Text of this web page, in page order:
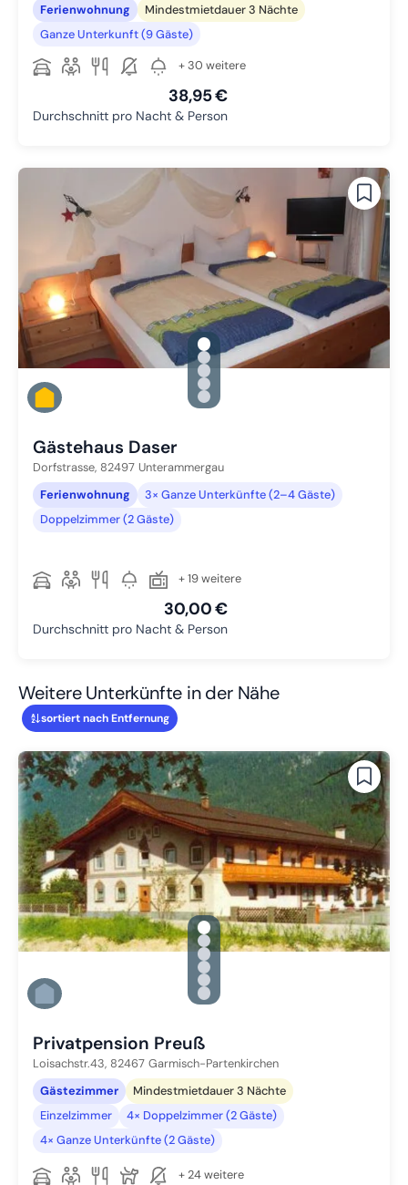
Ferienwohnung
Mindestmietdauer 3 Nächte
Ganze Unterkunft (9 Gäste)
+ 30 weitere
38,95 €
Durchschnitt pro Nacht & Person
gallery.slide_selector
Zu Slide 1 wechseln
Zu Slide 2 wechseln
Zu Slide 3 wechseln
Zu Slide 4 wechseln
Zu Slide 5 wechseln
Gästehaus Daser
Dorfstrasse, 82497 Unterammergau
Ferienwohnung
3× Ganze Unterkünfte (2–4 Gäste)
Doppelzimmer (2 Gäste)
+ 19 weitere
30,00 €
Durchschnitt pro Nacht & Person
Weitere Unterkünfte in der Nähe
sortiert nach Entfernung
gallery.slide_selector
Zu Slide 1 wechseln
Zu Slide 2 wechseln
Zu Slide 3 wechseln
Zu Slide 4 wechseln
Zu Slide 5 wechseln
Zu Slide 6 wechseln
Privatpension Preuß
Loisachstr.43, 82467 Garmisch-Partenkirchen
Gästezimmer
Mindestmietdauer 3 Nächte
Einzelzimmer
4× Doppelzimmer (2 Gäste)
4× Ganze Unterkünfte (2 Gäste)
+ 24 weitere